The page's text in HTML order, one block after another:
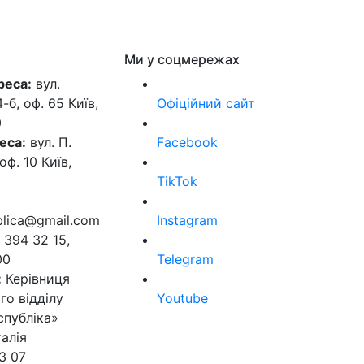
вул.
б, оф. 65 Київ,
вул. П.
10 Київ,
32 15,
Керівниця
відділу
07
Ми у соцмережах
Офіційний сайт
Facebook
TikTok
Instagram
Telegram
Youtube